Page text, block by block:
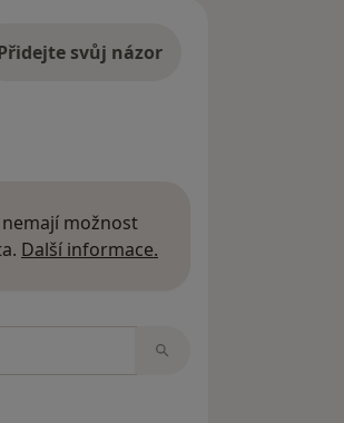
svůj názor
možnost
Další informace.